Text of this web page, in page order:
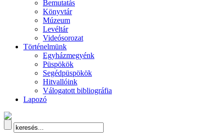
Bemutatás
Könyvtár
Múzeum
Levéltár
Videósorozat
Történelmünk
Egyházmegyénk
Püspökök
Segédpüspökök
Hitvallóink
Válogatott bibliográfia
Lapozó